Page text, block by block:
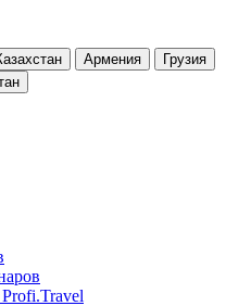
Армения
Грузия